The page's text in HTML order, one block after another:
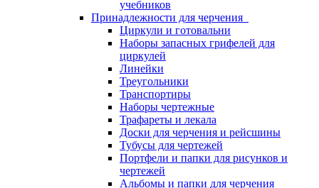
учебников
Принадлежности для черчения
Циркули и готовальни
Наборы запасных грифелей для
циркулей
Линейки
Треугольники
Транспортиры
Наборы чертежные
Трафареты и лекала
Доски для черчения и рейсшины
Тубусы для чертежей
Портфели и папки для рисунков и
чертежей
Альбомы и папки для черчения